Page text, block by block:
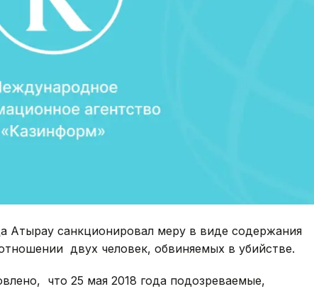
Атырау санкционировал меру в виде содержания
двух человек, обвиняемых в убийстве.
что 25 мая 2018 года подозреваемые,